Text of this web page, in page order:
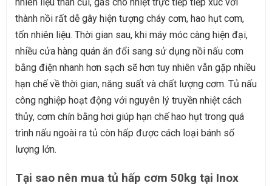
nhiên liệu than củi, gas cho nhiệt trực tiếp tiếp xúc với
thành nồi rất dễ gây hiện tượng cháy cơm, hao hụt cơm,
tốn nhiên liệu. Thời gian sau, khi máy móc càng hiện đại,
nhiều cửa hàng quán ăn đổi sang sử dụng nồi nấu cơm
bằng điện nhanh hơn sạch sẽ hơn tuy nhiên vẫn gặp nhiều
hạn chế về thời gian, năng suất và chất lượng cơm. Tủ nấu
công nghiệp hoạt động với nguyên lý truyền nhiệt cách
thủy, cơm chín bằng hơi giúp hạn chế hao hụt trong quá
trình nấu ngoài ra tủ còn hấp được cách loại bánh số
lượng lớn.
Tại sao nên mua tủ hấp cơm 50kg tại Inox